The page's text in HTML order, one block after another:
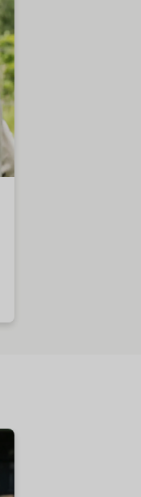
En savoir plus